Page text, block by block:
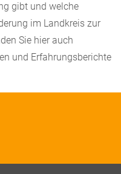
gibt und welche
im Landkreis zur
Sie hier auch
und Erfahrungsberichte